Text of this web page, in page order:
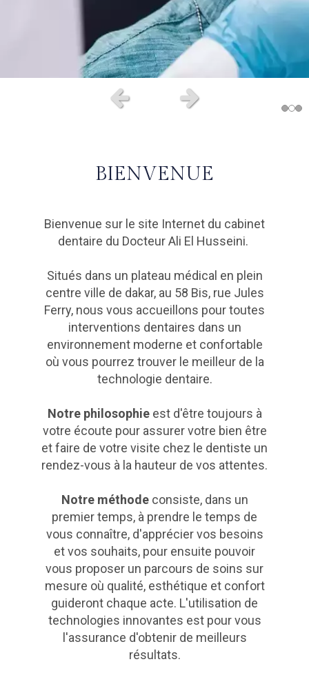
Slide précédentSlide suivant
BIENVENUE
Bienvenue sur le site Internet du cabinet
dentaire du Docteur Ali El Husseini.
Situés dans un plateau médical en plein
centre ville de dakar, au 58 Bis, rue Jules
Ferry, nous vous accueillons pour toutes
interventions dentaires dans un
environnement moderne et confortable
où vous pourrez trouver le meilleur de la
technologie dentaire.
Notre philosophieest d'être toujours à
votre écoute pour assurer votre bien être
et faire de votre visite chez le dentiste un
rendez-vous à la hauteur de vos attentes.
Notre méthodeconsiste, dans un
premier temps, à prendre le temps de
vous connaître, d'apprécier vos besoins
et vos souhaits, pour ensuite pouvoir
vous proposer un parcours de soins sur
mesure où qualité, esthétique et confort
guideront chaque acte. L'utilisation de
technologies innovantes est pour vous
l'assurance d'obtenir de meilleurs
résultats.